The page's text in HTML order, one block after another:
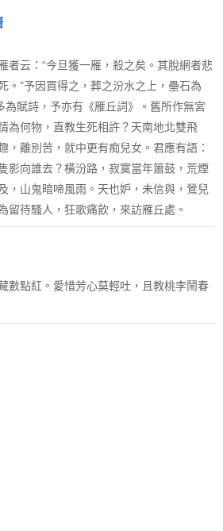
者云：“今旦獲一雁，殺之矣。其脫網者悲
。”予因買得之，葬之汾水之上，壘石為
為賦詩，予亦有《雁丘詞》。舊所作無宮
為何物，直教生死相許？天南地北雙飛
，離別苦，就中更有痴兒女。君應有語：
影向誰去？橫汾路，寂寞當年簫鼓，荒煙
，山鬼暗啼風雨。天也妒，未信與，鶯兒
留待騷人，狂歌痛飲，來訪雁丘處。
數點紅。愛惜芳心莫輕吐，且教桃李鬧春